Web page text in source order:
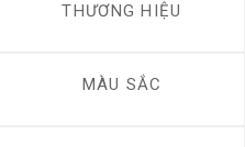
THƯƠNG HIỆU
MÀU SẮC